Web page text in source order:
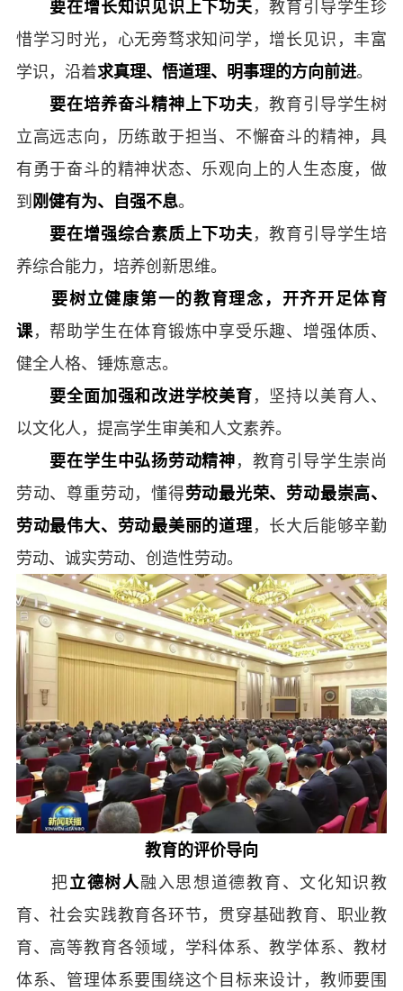
要在增长知识见识上下功夫，教育引导学生珍
惜学习时光，心无旁骛求知问学，增长见识，丰富
学识，沿着求真理、悟道理、明事理的方向前进。
要在培养奋斗精神上下功夫，教育引导学生树
立高远志向，历练敢于担当、不懈奋斗的精神，具
有勇于奋斗的精神状态、乐观向上的人生态度，做
到 刚健有为、自强不息。
要在增强综合素质上下功夫，教育引导学生培
养综合能力，培养创新思维。
要树立健康第一的教育理念 ，开齐开足体育
课，帮助学生在体育锻炼中享受乐趣、增强体质、
健全人格、锤炼意志。
要全面加强和改进学校美育，坚持以美育人、
以文化人，提高学生审美和人文素养。
要在学生中弘扬劳动精神，教育引导学生崇尚
劳动、尊重劳动，懂得劳动最光荣、劳动最崇高、
劳动最伟大、劳动最美丽的道理，长大后能够辛勤
劳动、诚实劳动、创造性劳动。
教育的评价导向
把立德树人融入思想道德教育、文化知识教
育、社会实践教育各环节，贯穿基础教育、职业教
育、高等教育各领域，学科体系、教学体系、教材
体系、管理体系要围绕这个目标来设计，教师要围